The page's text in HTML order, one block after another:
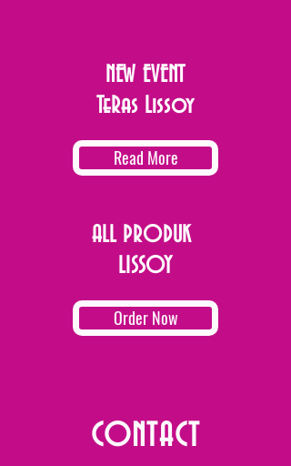
NEW EVENT
TeRas Lissoy
Read More
ALL PRODUK
LISSOY
Order Now
CONTACT